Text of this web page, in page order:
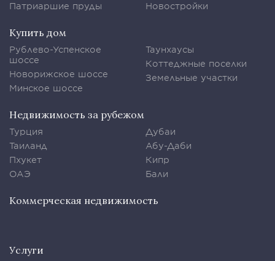
Патриаршие пруды
Новостройки
Купить дом
Рублево-Успенское
шоссе
Новорижское шоссе
Минское шоссе
Таунхаусы
Коттеджные поселки
Земельные участки
Недвижимость за рубежом
Турция
Таиланд
Пхукет
ОАЭ
Дубаи
Абу-Даби
Кипр
Бали
Коммерческая недвижимость
Услуги